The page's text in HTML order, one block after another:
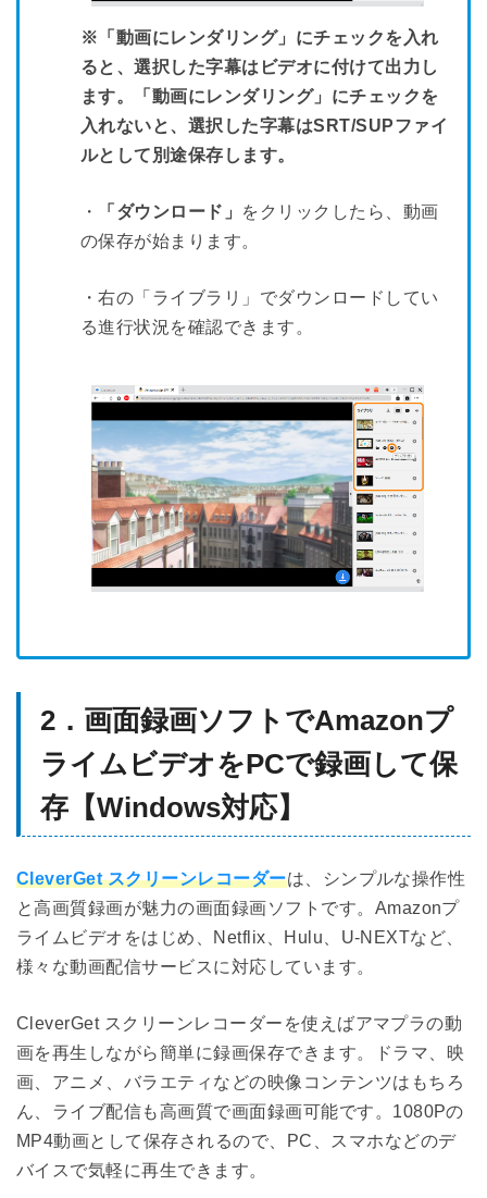
※「動画にレンダリング」にチェックを入れ
ると、選択した字幕はビデオに付けて出力し
ます。「動画にレンダリング」にチェックを
入れないと、選択した字幕はSRT/SUPファイ
ルとして別途保存します。
・ 「ダウンロード」 をクリックしたら、動画
の保存が始まります。
・右の「ライブラリ」でダウンロードしてい
る進行状況を確認できます。
2．画面録画ソフトでAmazonプ
ライムビデオをPCで録画して保
存【Windows対応】
CleverGet スクリーンレコーダーは、シンプルな操作性
と高画質録画が魅力の画面録画ソフトです。Amazonプ
ライムビデオをはじめ、Netflix、Hulu、U-NEXTなど、
様々な動画配信サービスに対応しています。
CleverGet スクリーンレコーダーを使えばアマプラの動
画を再生しながら簡単に録画保存できます。ドラマ、映
画、アニメ、バラエティなどの映像コンテンツはもちろ
ん、ライブ配信も高画質で画面録画可能です。1080Pの
MP4動画として保存されるので、PC、スマホなどのデ
バイスで気軽に再生できます。